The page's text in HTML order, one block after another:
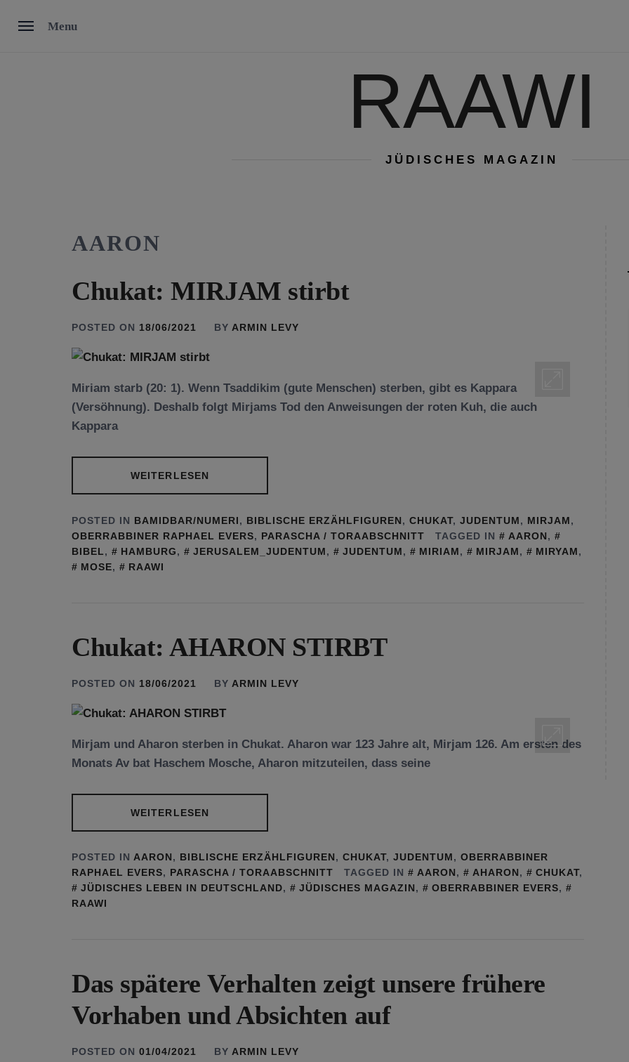
Menu
RAAWI
JÜDISCHES MAGAZIN
AARON
Chukat: MIRJAM stirbt
POSTED ON 18/06/2021 BY ARMIN LEVY
Miriam starb (20: 1). Wenn Tsaddikim (gute Menschen) sterben, gibt es Kappara
(Versöhnung). Deshalb folgt Mirjams Tod den Anweisungen der roten Kuh, die auch
Kappara
WEITERLESEN
POSTED IN BAMIDBAR/NUMERI, BIBLISCHE ERZÄHLFIGUREN, CHUKAT, JUDENTUM, MIRJAM,
OBERRABBINER RAPHAEL EVERS, PARASCHA / TORAABSCHNITT TAGGED IN AARON,
BIBEL, HAMBURG, JERUSALEM_JUDENTUM, JUDENTUM, MIRIAM, MIRJAM, MIRYAM,
MOSE, RAAWI
Chukat: AHARON STIRBT
POSTED ON 18/06/2021 BY ARMIN LEVY
Mirjam und Aharon sterben in Chukat. Aharon war 123 Jahre alt, Mirjam 126. Am ersten des
Monats Av bat Haschem Mosche, Aharon mitzuteilen, dass seine
WEITERLESEN
POSTED IN AARON, BIBLISCHE ERZÄHLFIGUREN, CHUKAT, JUDENTUM, OBERRABBINER
RAPHAEL EVERS, PARASCHA / TORAABSCHNITT TAGGED IN AARON, AHARON, CHUKAT,
JÜDISCHES LEBEN IN DEUTSCHLAND, JÜDISCHES MAGAZIN, OBERRABBINER EVERS,
RAAWI
Das spätere Verhalten zeigt unsere frühere
Vorhaben und Absichten auf
POSTED ON 01/04/2021 BY ARMIN LEVY